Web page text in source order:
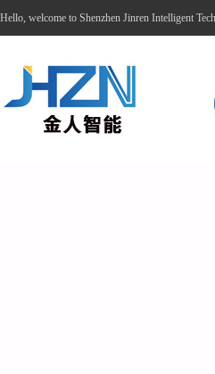
Hello, welcome to Shenzhen Jinren Intelligent